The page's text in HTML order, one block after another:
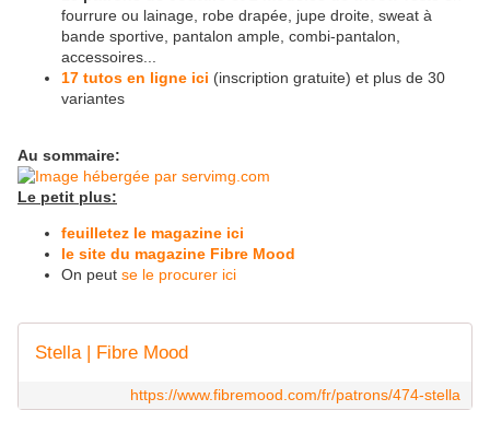
fourrure ou lainage, robe drapée, jupe droite, sweat à
bande sportive, pantalon ample, combi-pantalon,
accessoires...
17 tutos en ligne ici (inscription gratuite) et plus de 30
variantes
Au sommaire:
Le petit plus:
feuilletez le magazine ici
le site du magazine Fibre Mood
On peut se le procurer ici
Stella | Fibre Mood
https://www.fibremood.com/fr/patrons/474-stella